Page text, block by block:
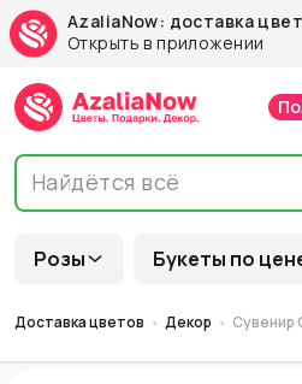
AzaliaNow: доставка
Открыть в приложении
Розы Букеты по
Доставка цветов Декор Сувенир